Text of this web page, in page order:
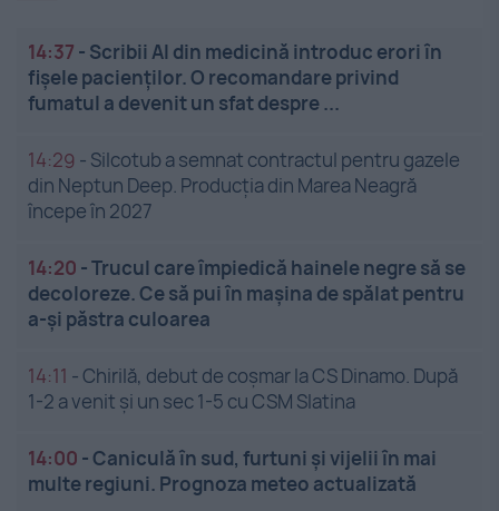
14:37 - Scribii AI din medicină introduc erori în
fișele pacienților. O recomandare privind
fumatul a devenit un sfat despre ...
14:29 - Silcotub a semnat contractul pentru gazele
din Neptun Deep. Producția din Marea Neagră
începe în 2027
14:20 -Trucul care împiedică hainele negre să se
decoloreze. Ce să pui în mașina de spălat pentru
a-și păstra culoarea
14:11 -Chirilă, debut de coșmar la CS Dinamo. După
1-2 a venit și un sec 1-5 cu CSM Slatina
14:00 -Caniculă în sud, furtuni și vijelii în mai
multe regiuni. Prognoza meteo actualizată